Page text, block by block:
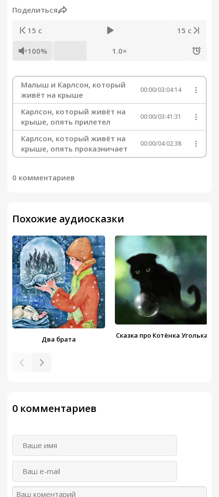
Поделиться
15 с 15 с
100% 1.0×
Малыш и Карлсон, который
живёт на крыше
00:00/03:04:14
Карлсон, который живёт на
крыше, опять прилетел
00:00/03:41:31
Карлсон, который живёт на
крыше, опять проказничает
00:00/04:02:38
0 комментариев
Похожие аудиосказки
Два брата Сказка про Котёнка Уголька
0 комментариев